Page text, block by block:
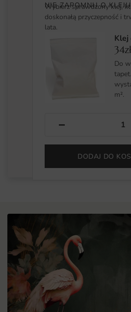
NIE ZAPOMNIJ O
Wybierz sprawdzony klej,
doskonałą przyczepność i
lata.
Klej
Do
m².
−
DODAJ DO